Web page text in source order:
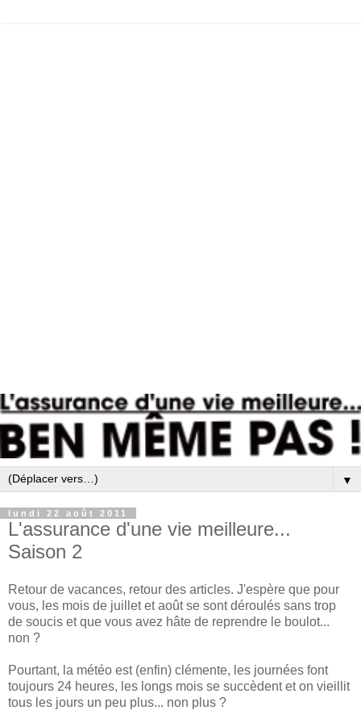
▼
lundi 22 août 2011
L'assurance d'une vie meilleure...
Saison 2
Retour de vacances, retour des articles. J'espère que pour
vous, les mois de juillet et août se sont déroulés sans trop
de soucis et que vous avez hâte de reprendre le boulot...
non ?
Pourtant, la météo est (enfin) clémente, les journées font
toujours 24 heures, les longs mois se succèdent et on vieillit
tous les jours un peu plus... non plus ?